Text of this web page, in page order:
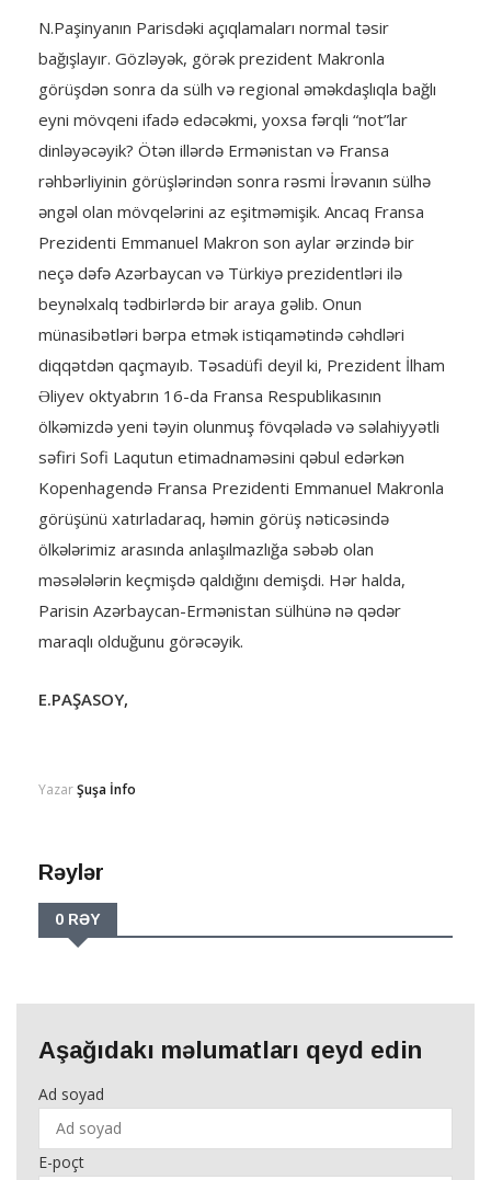
N.Paşinyanın Parisdəki açıqlamaları normal təsir
bağışlayır. Gözləyək, görək prezident Makronla
görüşdən sonra da sülh və regional əməkdaşlıqla bağlı
eyni mövqeni ifadə edəcəkmi, yoxsa fərqli “not”lar
dinləyəcəyik? Ötən illərdə Ermənistan və Fransa
rəhbərliyinin görüşlərindən sonra rəsmi İrəvanın sülhə
əngəl olan mövqelərini az eşitməmişik. Ancaq Fransa
Prezidenti Emmanuel Makron son aylar ərzində bir
neçə dəfə Azərbaycan və Türkiyə prezidentləri ilə
beynəlxalq tədbirlərdə bir araya gəlib. Onun
münasibətləri bərpa etmək istiqamətində cəhdləri
diqqətdən qaçmayıb. Təsadüfi deyil ki, Prezident İlham
Əliyev oktyabrın 16-da Fransa Respublikasının
ölkəmizdə yeni təyin olunmuş fövqəladə və səlahiyyətli
səfiri Sofi Laqutun etimadnaməsini qəbul edərkən
Kopenhagendə Fransa Prezidenti Emmanuel Makronla
görüşünü xatırladaraq, həmin görüş nəticəsində
ölkələrimiz arasında anlaşılmazlığa səbəb olan
məsələlərin keçmişdə qaldığını demişdi. Hər halda,
Parisin Azərbaycan-Ermənistan sülhünə nə qədər
maraqlı olduğunu görəcəyik.
E.PAŞASOY,
YazarŞuşa İnfo
Rəylər
0 RƏY
Aşağıdakı məlumatları qeyd edin
Ad soyad
E-poçt